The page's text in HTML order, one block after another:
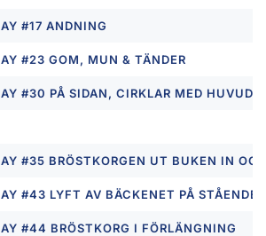
AY #17 ANDNING
AY #23 GOM, MUN & TÄNDER
AY #30 PÅ SIDAN, CIRKLAR MED
AY #35 BRÖSTKORGEN UT BUKEN IN
AY #43 LYFT AV BÄCKENET PÅ
AY #44 BRÖSTKORG I FÖRLÄNGNING